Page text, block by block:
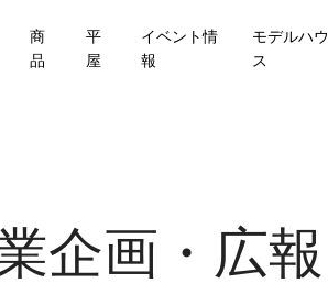
商
品
平
屋
イベント情
報
モデルハウ
ス
企画・広報